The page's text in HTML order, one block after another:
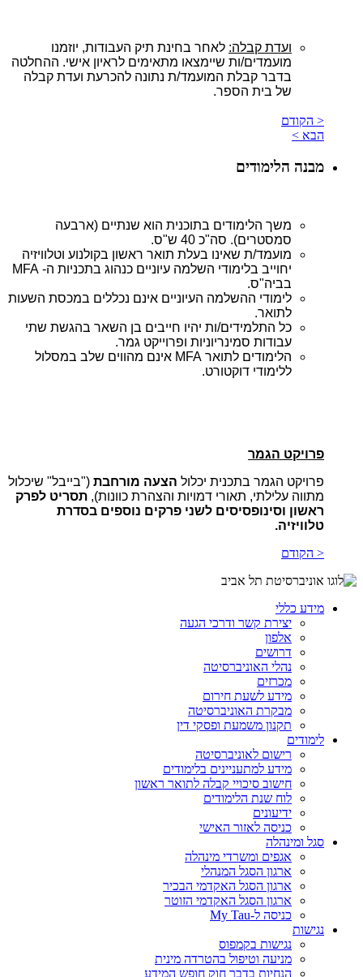
ועדת קבלה: לאחר בחינת תיק העבודות, יוזמנו
מועמדים/ות שיימצאו מתאימים לראיון אישי. ההחלטה
בדבר קבלת המועמד/ת נתונה להכרעת ועדת קבלה
של בית הספר.
< הקודם
הבא >
מבנה הלימודים
משך הלימודים בתוכנית הוא שנתיים (ארבעה
סמסטרים). סה"כ 40 ש"ס.
מועמד/ת שאינו בעלת תואר ראשון בקולנוע וטלוויזיה
יחוייב בלימודי השלמה עיוניים כנהוג בתכניות ה- MFA
בביה"ס.
לימודי ההשלמה העיוניים אינם נכללים במכסת השעות
לתואר.
כל התלמידים/ות יהיו חייבים בן השאר בהגשת שתי
עבודות סמינריוניות ופרוייקט גמר.
הלימודים לתואר אינם מהווים שלב במסלול
ללימודי דוקטורט.
פרויקט הגמר
פרויקט הגמר בתכנית יכלול הצעה מורחבת ("בייבל" שיכלול
מתווה עלילתי, תאורי דמויות והצהרת כוונות), תסריט לפרק
ראשון וסינופסיסים לשני פרקים נוספים בסדרת
טלוויזיה.
< הקודם
מידע כללי
יצירת קשר ודרכי הגעה
אלפון
דרושים
נהלי האוניברסיטה
מכרזים
מידע לשעת חירום
מבקרת האוניברסיטה
תקנון משמעת ופסקי דין
לימודים
רישום לאוניברסיטה
מידע למתעניינים בלימודים
חישוב סיכויי קבלה לתואר ראשון
לוח שנת הלימודים
ידיעונים
כניסה לאזור האישי
סגל ומינהלה
אגפים ומשרדי מינהלה
ארגון הסגל המנהלי
ארגון הסגל האקדמי הבכיר
ארגון הסגל האקדמי הזוטר
כניסה ל-My Tau
נגישות
נגישות בקמפוס
מניעה וטיפול בהטרדה מינית
הנחיות בדבר חוק חופש המידע